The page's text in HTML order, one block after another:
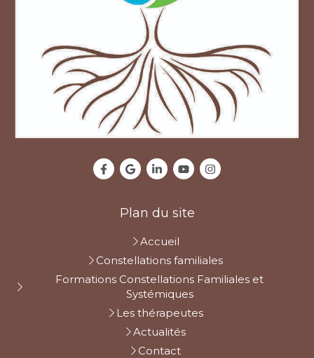
Plan du site
Accueil
Constellations familiales
Formations Constellations Familiales et
Systémiques
Les thérapeutes
Actualités
Contact